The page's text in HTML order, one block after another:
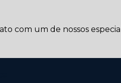
com um de nossos